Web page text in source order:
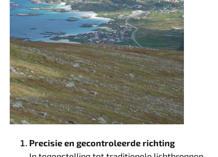
Precisie en gecontroleerde richting